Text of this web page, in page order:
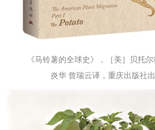
《马铃薯的全球史》，［美］贝托
炎华 曾瑞云译，重庆出版社出